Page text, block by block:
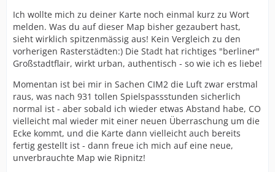
Ich wollte mich zu deiner Karte noch einmal kurz zu Wort
melden. Was du auf dieser Map bisher gezaubert hast,
sieht wirklich spitzenmässig aus! Kein Vergleich zu den
vorherigen Rasterstädten:) Die Stadt hat richtiges "berliner"
Großstadtflair, wirkt urban, authentisch - so wie ich es liebe!
Momentan ist bei mir in Sachen CIM2 die Luft zwar erstmal
raus, was nach 931 tollen Spielspassstunden sicherlich
normal ist - aber sobald ich wieder etwas Abstand habe, CO
vielleicht mal wieder mit einer neuen Überraschung um die
Ecke kommt, und die Karte dann vielleicht auch bereits
fertig gestellt ist - dann freue ich mich auf eine neue,
unverbrauchte Map wie Ripnitz!